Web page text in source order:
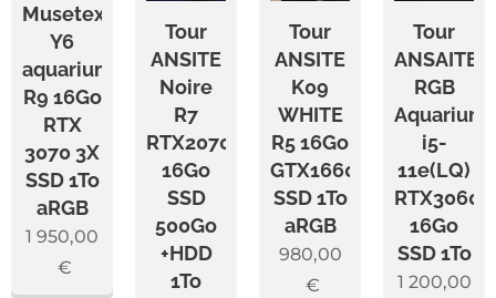
Musetex
Y6
aquarium
R9 16Go
RTX
3070 3X
SSD 1To
aRGB
1 950,00
€
Tour
ANSITE
Noire
R7
RTX2070
16Go
SSD
500Go
+HDD
1To
Tour
ANSITE
K09
WHITE
R5 16Go
GTX1660
SSD 1To
aRGB
980,00
€
Tour
ANSAITE
RGB
Aquarium
i5-
11e(LQ)
16Go
SSD 1To
1 200,00